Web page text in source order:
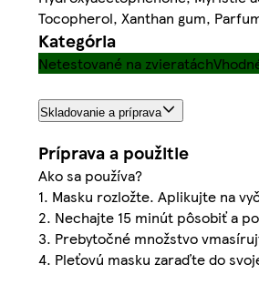
Tocopherol, Xanthan gum,
Kategória
Netestované na zvieratách
Skladovanie a príprava
Príprava a použitie
Ako sa používa?
1. Masku rozložte. Aplikujte na
2. Nechajte 15 minút pôsobiť a
3. Prebytočné množstvo
4. Pleťovú masku zaraďte do